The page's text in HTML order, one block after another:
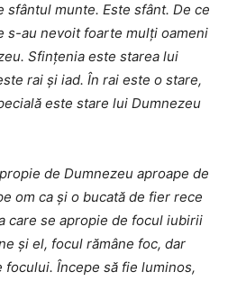
sfântul munte. Este sfânt. De ce
s-au nevoit foarte mulți oameni
Sfințenia este starea lui
rai și iad. În rai este o stare,
este stare lui Dumnezeu
de Dumnezeu aproape de
om ca și o bucată de fier rece
care se apropie de focul iubirii
și el, focul rămâne foc, dar
Începe să fie luminos,